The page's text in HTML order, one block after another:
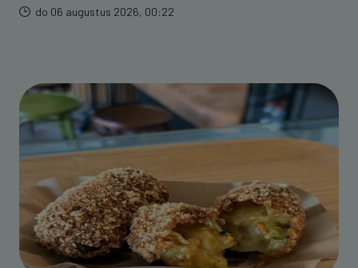
do 06 augustus 2026, 00:22